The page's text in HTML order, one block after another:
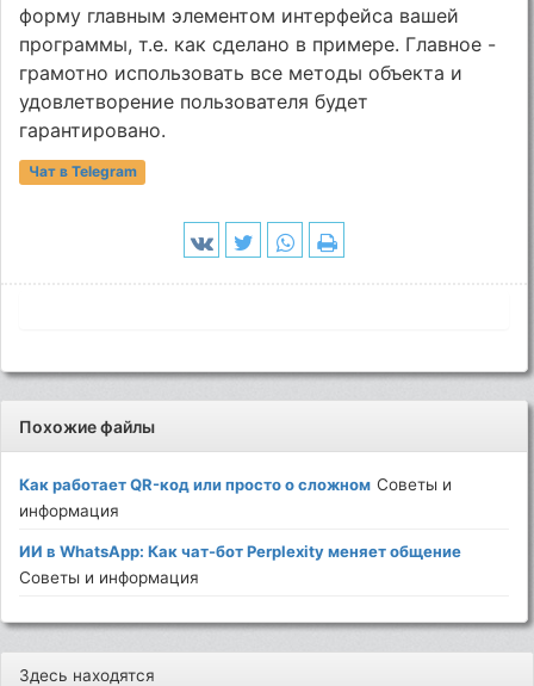
форму главным элементом интерфейса вашей
программы, т.е. как сделано в примере. Главное -
грамотно использовать все методы объекта и
удовлетворение пользователя будет
гарантировано.
Чат в Telegram
Похожие файлы
Как работает QR-код или просто о сложном Советы и
информация
ИИ в WhatsApp: Как чат-бот Perplexity меняет общение
Советы и информация
Здесь находятся